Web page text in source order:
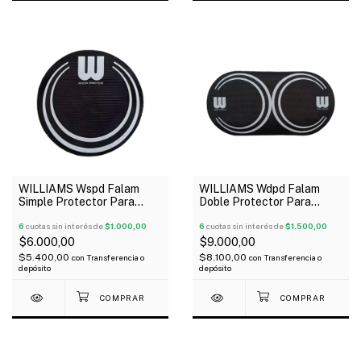
WILLIAMS Wspd Falam
Simple Protector Para
6 cuotas sin interés de$1.000,00
$6.000,00
$5.400,00 con Transferencia o
depósito
WILLIAMS Wdpd Falam
Doble Protector Para
6 cuotas sin interés de$1.500,00
$9.000,00
$8.100,00 con Transferencia o
depósito